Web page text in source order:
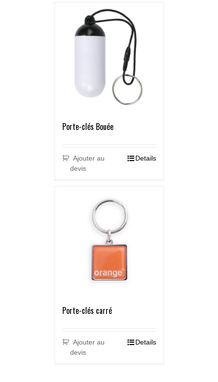
Porte-clés Bouée
Ajouter au
devis
Details
Porte-clés carré
Ajouter au
devis
Details